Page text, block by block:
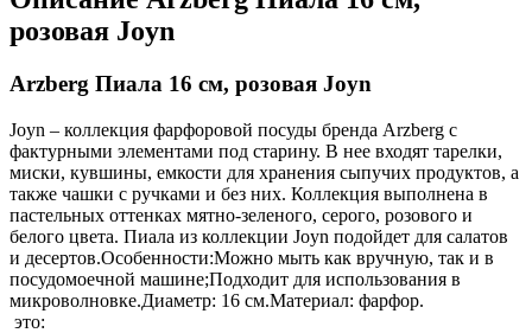
розовая Joyn
Arzberg Пиала 16 см, розовая Joyn
Joyn – коллекция фарфоровой посуды бренда Arzberg с
фактурными элементами под старину. В нее входят тарелки,
миски, кувшины, емкости для хранения сыпучих продуктов, а
также чашки с ручками и без них. Коллекция выполнена в
пастельных оттенках мятно-зеленого, серого, розового и
белого цвета. Пиала из коллекции Joyn подойдет для салатов
и десертов.Особенности:Можно мыть как вручную, так и в
посудомоечной машине;Подходит для использования в
микроволновке.Диаметр: 16 см.Материал: фарфор.
это: